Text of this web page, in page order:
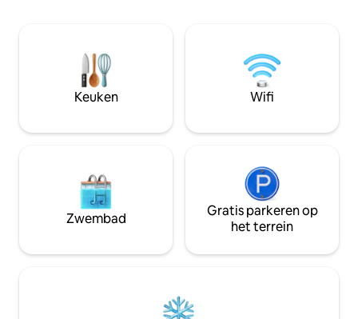
Het is de
ontspanning. Het
van het skigebied
Keuken Wifi
Zwembad
Gratis parkeren op
het terrein